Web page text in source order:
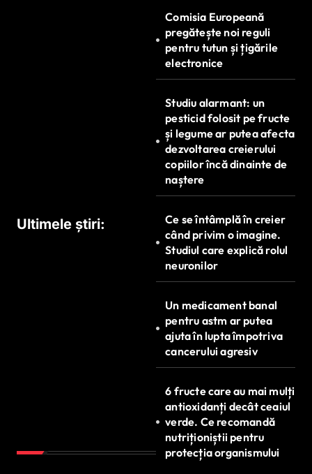
Ultimele știri:
Comisia Europeană
pregătește noi reguli
pentru tutun și țigările
electronice
Studiu alarmant: un
pesticid folosit pe fructe
și legume ar putea afecta
dezvoltarea creierului
copiilor încă dinainte de
naștere
Ce se întâmplă în creier
când privim o imagine.
Studiul care explică rolul
neuronilor
Un medicament banal
pentru astm ar putea
ajuta în lupta împotriva
cancerului agresiv
6 fructe care au mai mulți
antioxidanți decât ceaiul
verde. Ce recomandă
nutriționiștii pentru
protecția organismului